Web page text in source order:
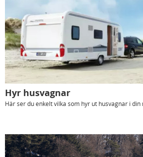
Hyr husvagnar
Här ser du enkelt vilka som hyr ut husvagnar i din